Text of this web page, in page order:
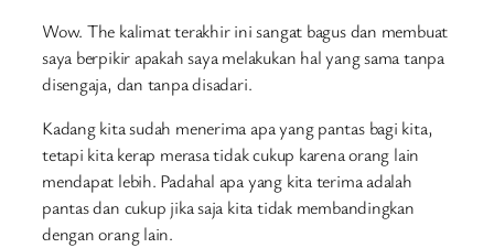
Wow. The kalimat terakhir ini sangat bagus dan membuat
saya berpikir apakah saya melakukan hal yang sama tanpa
disengaja, dan tanpa disadari.
Kadang kita sudah menerima apa yang pantas bagi kita,
tetapi kita kerap merasa tidak cukup karena orang lain
mendapat lebih. Padahal apa yang kita terima adalah
pantas dan cukup jika saja kita tidak membandingkan
dengan orang lain.